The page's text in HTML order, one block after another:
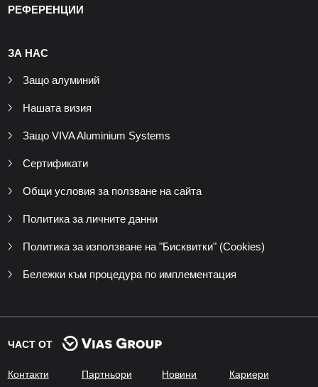
РЕФЕРЕНЦИИ
ЗА НАС
Защо алуминий
Нашата визия
Защо VIVA Aluminium Systems
Сертификати
Общи условия за ползване на сайта
Политика за личните данни
Политика за използване на "Бисквитки" (Cookies)
Бележки към процедура по имплементация
ЧАСТ ОТ
Контакти Партньори Новини Кариери